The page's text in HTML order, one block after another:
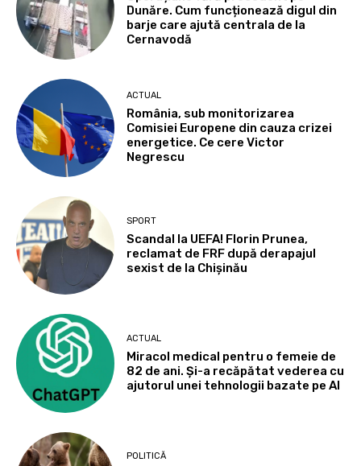
Dunăre. Cum funcționează digul din
barje care ajută centrala de la
Cernavodă
ACTUAL
România, sub monitorizarea
Comisiei Europene din cauza crizei
energetice. Ce cere Victor
Negrescu
SPORT
Scandal la UEFA! Florin Prunea,
reclamat de FRF după derapajul
sexist de la Chișinău
ACTUAL
Miracol medical pentru o femeie de
82 de ani. Și-a recăpătat vederea cu
ajutorul unei tehnologii bazate pe AI
POLITICĂ